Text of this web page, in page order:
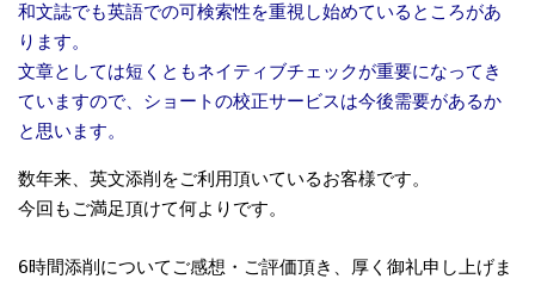
和文誌でも英語での可検索性を重視し始めているところがあ
ります。
文章としては短くともネイティブチェックが重要になってき
ていますので、ショートの校正サービスは今後需要があるか
と思います。
数年来、英文添削をご利用頂いているお客様です。
今回もご満足頂けて何よりです。
6時間添削についてご感想・ご評価頂き、厚く御礼申し上げま